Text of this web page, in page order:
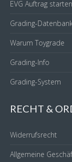
EVG Auftrag starten
Grading-
Warum Toygrade
Grading-Info
Grading-System
RECHT &
Widerrufsrecht
Allgemeine